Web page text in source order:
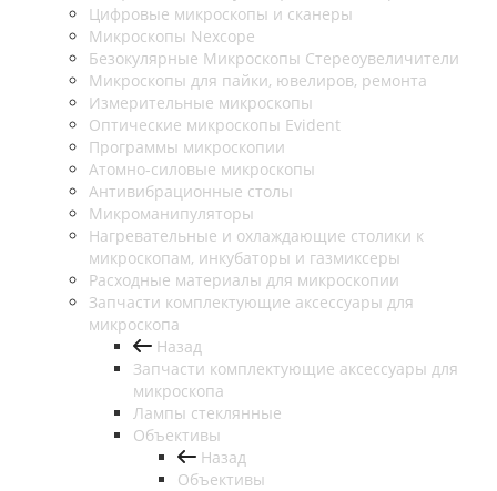
Цифровые микроскопы и сканеры
Микроскопы Nexcope
Безокулярные Микроскопы Стереоувеличители
Микроскопы для пайки, ювелиров, ремонта
Измерительные микроскопы
Оптические микроскопы Evident
Программы микроскопии
Атомно-силовые микроскопы
Антивибрационные столы
Микроманипуляторы
Нагревательные и охлаждающие столики к
микроскопам, инкубаторы и газмиксеры
Расходные материалы для микроскопии
Запчасти комплектующие аксессуары для
микроскопа
Назад
Запчасти комплектующие аксессуары для
микроскопа
Лампы стеклянные
Объективы
Назад
Объективы